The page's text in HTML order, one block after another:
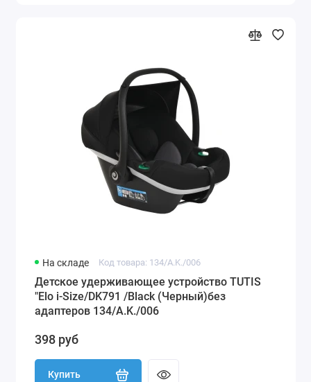
На складе Код товара: 134/A.K./006
Детское удерживающее устройство TUTIS
"Elo i-Size/DK791 /Black (Черный)без
адаптеров 134/A.K./006
398 руб
Купить